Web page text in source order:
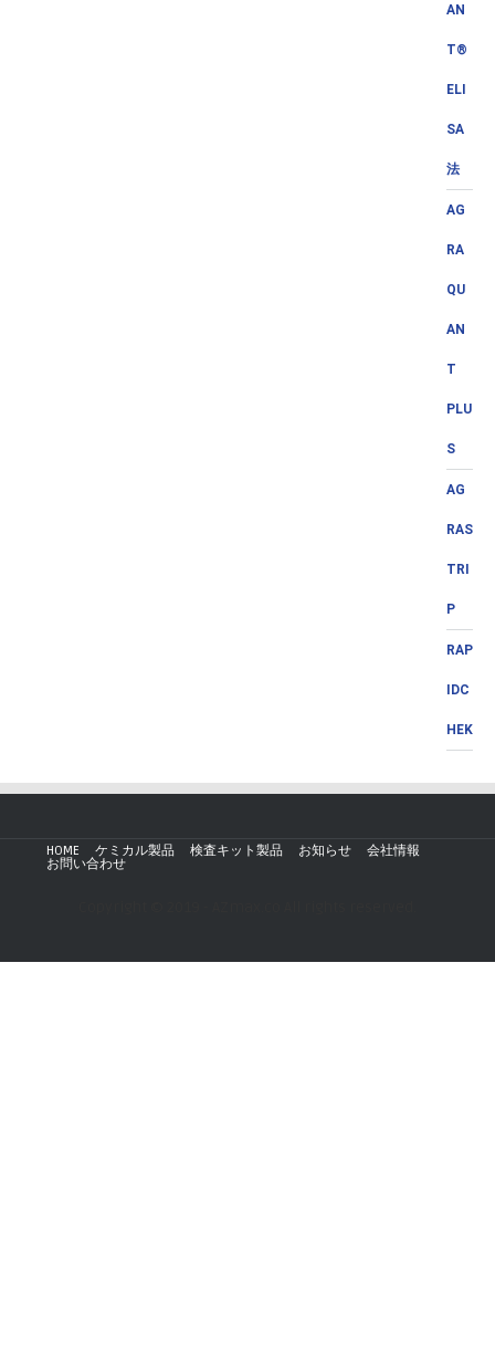
AN
T®
ELI
SA
法
AG
RA
QU
AN
T
PLU
S
AG
RAS
TRI
P
RAP
IDC
HEK
HOME ケミカル製品 検査キット製品 お知らせ
会社情報
お問い合わせ